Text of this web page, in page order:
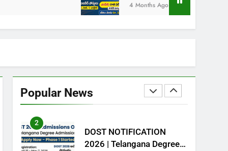
4 Months Ago
Popular News
Kingdom Animalia –
Introduction
1
2026 – 577 పోస్టుల భర్తీ
2
DOST NOTIFICATION
2026 | Telangana Degree